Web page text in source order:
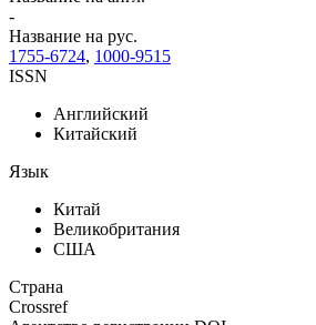
-
Название на рус.
1755-6724, 1000-9515
ISSN
Английский
Китайский
Язык
Китай
Великобритания
США
Страна
Crossref